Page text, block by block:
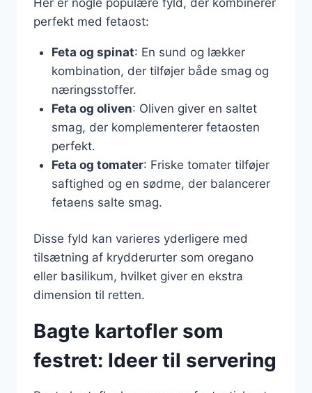
perfekt med fetaost:
Feta og spinat: En sund og lækker
kombination, der tilføjer både smag og
næringsstoffer.
Feta og oliven: Oliven giver en saltet
smag, der komplementerer fetaosten
perfekt.
Feta og tomater: Friske tomater tilføjer
saftighed og en sødme, der balancerer
fetaens salte smag.
Disse fyld kan varieres yderligere med
tilsætning af krydderurter som oregano
eller basilikum, hvilket giver en ekstra
dimension til retten.
Bagte kartofler som
festret: Ideer til servering